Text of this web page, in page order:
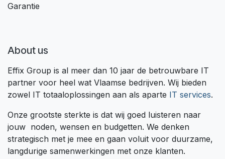
Garantie
About us
Effix Group is al meer dan 10 jaar de betrouwbare IT
partner voor heel wat Vlaamse bedrijven. Wij bieden
zowel IT totaaloplossingen aan als aparte IT services.
Onze grootste sterkte is dat wij goed luisteren naar
jouw noden, wensen en budgetten. We denken
strategisch met je mee en gaan voluit voor duurzame,
langdurige samenwerkingen met onze klanten.